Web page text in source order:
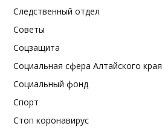
Следственный отдел
Советы
Соцзащита
Социальная сфера Алтайского края
Социальный фонд
Спорт
Стоп коронавирус